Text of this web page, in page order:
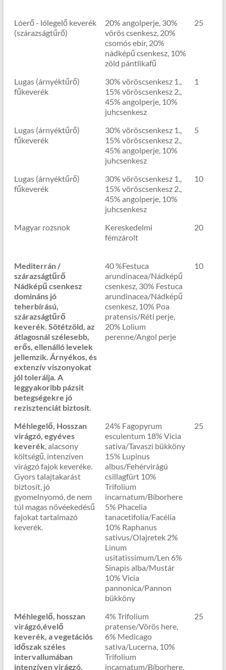
Lóerő - lólegelő keverék
(szárazságtűrő)
20% angolperje, 30%
vörös csenkesz, 20%
csomós ebír, 20%
nádképű csenkesz, 10%
zöld pántlikafű
25
Lugas (árnyéktűrő)
fűkeverék
30% vöröscsenkesz 1.,
15% vöröscsenkesz 2.,
45% angolperje, 10%
juhcsenkesz
1
Lugas (árnyéktűrő)
fűkeverék
30% vöröscsenkesz 1.,
15% vöröscsenkesz 2.,
45% angolperje, 10%
juhcsenkesz
5
Lugas (árnyéktűrő)
fűkeverék
30% vöröscsenkesz 1.,
15% vöröscsenkesz 2.,
45% angolperje, 10%
juhcsenkesz
10
Magyar rozsnok
Kereskedelmi
fémzárolt
20
Mediterrán /
szárazságtűrő
Nádképű csenkesz
domináns jó
teherbírású,
szárazságtűrő
keverék. Sötétzöld, az
átlagosnál szélesebb,
erős, ellenálló levelek
jellemzik. Árnyékos, és
extenzív viszonyokat
jól tolerálja. A
leggyakoribb pázsit
betegségekre jó
rezisztenciát biztosít.
40 %Festuca
arundinacea/Nádképű
csenkesz, 30% Festuca
arundinacea/Nádképű
csenkesz, 10% Poa
pratensis/Réti perje,
20% Lolium
perenne/Angol perje
10
Méhlegelő, Hosszan
virágzó, egyéves
keverék, alacsony
költségű, intenzíven
virágzó fajok keveréke.
Gyors talajtakarást
biztosít, jó
gyomelnyomó, de nem
túl magas növéekedésű
fajokat tartalmazó
keverék.
24% Fagopyrum
esculentum 18% Vicia
sativa/Tavaszi bükköny
15% Lupinus
albus/Fehérvirágú
csillagfürt 10%
Trifolium
incarnatum/Bíborhere
5% Phacelia
tanacetifolia/Facélia
10% Raphanus
sativus/Olajretek 2%
Linum
usitatissimum/Len 6%
Sinapis alba/Mustár
10% Vicia
pannonica/Pannon
bükköny
25
Méhlegelő, hosszan
virágzó,évelő
keverék, a vegetációs
időszak széles
intervallumában
intenzíven virágzó,
4% Trifolium
pratense/Vörös here,
6% Medicago
sativa/Lucerna, 10%
Trifolium
incarnatum/Bíborhere,
25